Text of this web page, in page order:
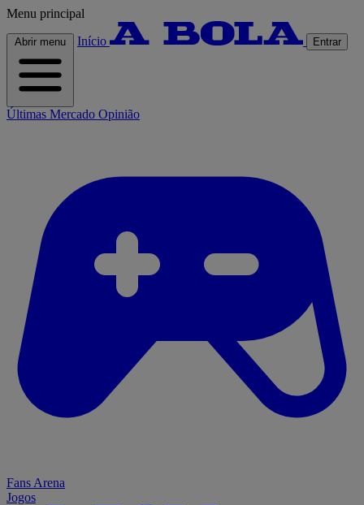
Menu principal
Abrir menu Início Entrar
Últimas Mercado Opinião
Fans Arena
Jogos